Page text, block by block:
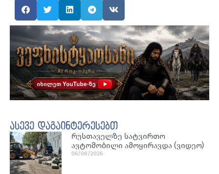
ასევე დაგაინტერესებთ
რუსთაველზე სატვირთო
ავტომობილი ამოყირავდა (ვიდეო)
06/08/2026